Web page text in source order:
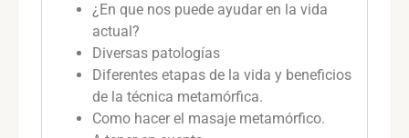
¿En que nos puede ayudar en la vida
actual?
Diversas patologías
Diferentes etapas de la vida y beneficios
de la técnica metamórfica.
Como hacer el masaje metamórfico.